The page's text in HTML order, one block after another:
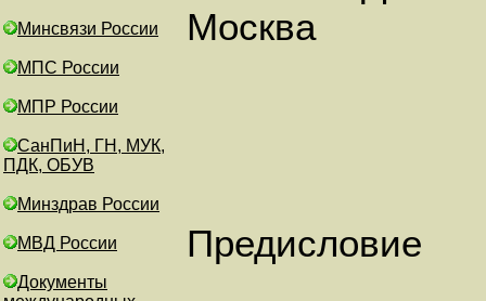
Минсвязи России
МПС России
МПР России
СанПиН, ГН, МУК,
ПДК, ОБУВ
Минздрав России
МВД России
Документы
Москва
Предисловие